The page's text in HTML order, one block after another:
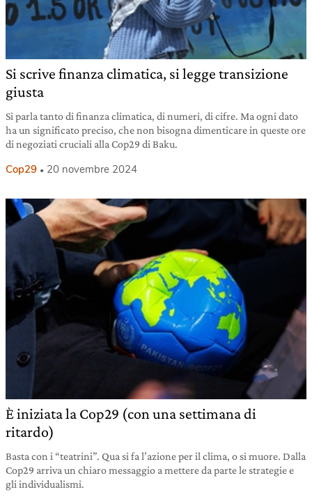
Si scrive finanza climatica, si legge transizione
giusta
Si parla tanto di finanza climatica, di numeri, di cifre. Ma ogni dato
ha un significato preciso, che non bisogna dimenticare in queste ore
di negoziati cruciali alla Cop29 di Baku.
Cop29 20 novembre 2024
È iniziata la Cop29 (con una settimana di
ritardo)
Basta con i “teatrini”. Qua si fa l’azione per il clima, o si muore. Dalla
Cop29 arriva un chiaro messaggio a mettere da parte le strategie e
gli individualismi.